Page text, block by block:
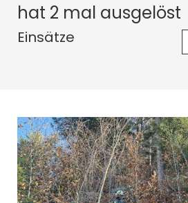
hat 2 mal ausgelöst
Einsätze